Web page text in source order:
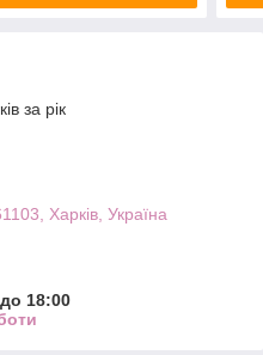
за рік
Харків, Україна
18:00